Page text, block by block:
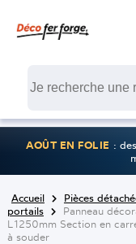
AOÛT EN FOLIE :
Accueil Pièces
portails
Panneau
L1250mm Section en
à souder